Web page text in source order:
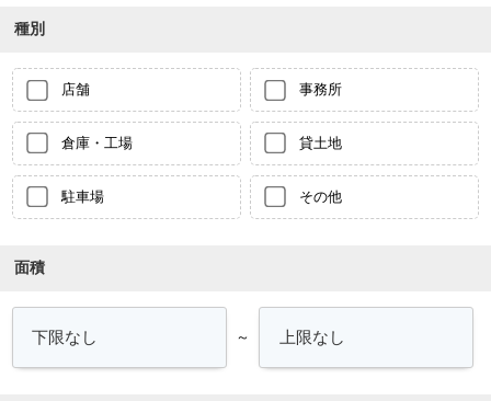
種別
店舗 事務所
倉庫・工場 貸土地
駐車場 その他
面積
～